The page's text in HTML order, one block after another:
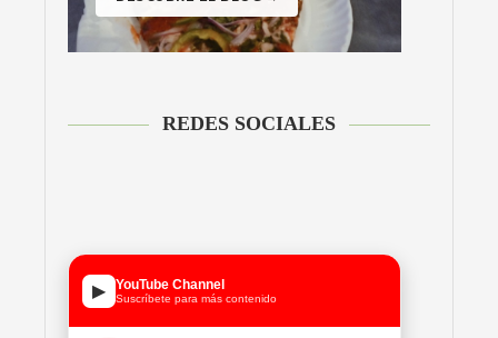
REDES SOCIALES
▶ YouTube Channel
Suscríbete para más contenido